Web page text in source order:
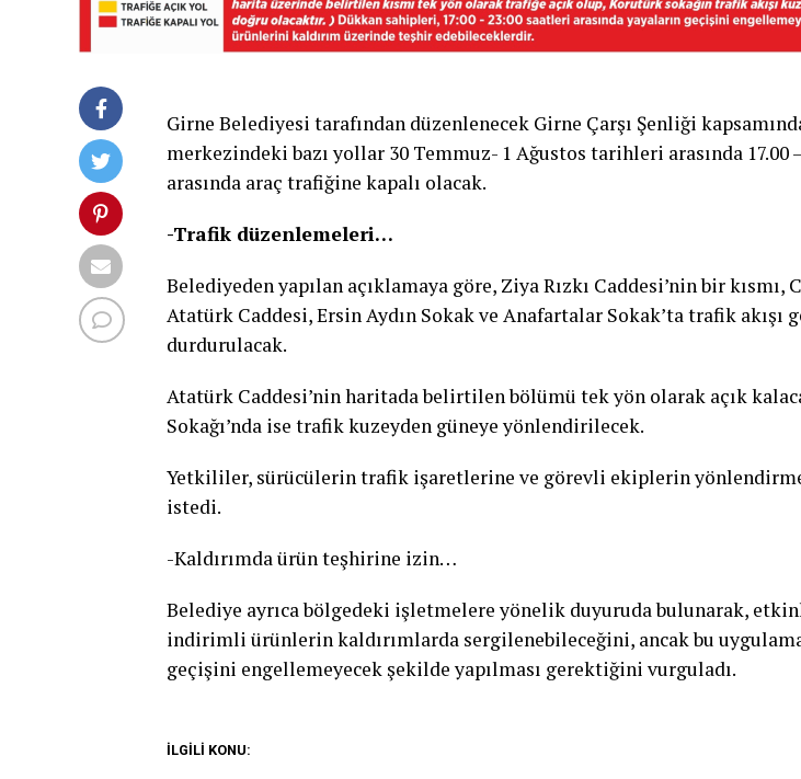
Girne Belediyesi tarafından düzenlenecek Girne Çarşı Şenliği
merkezindeki bazı yollar 30 Temmuz- 1 Ağustos tarihleri arasında 17.00
arasında araç trafiğine kapalı olacak.
-Trafik düzenlemeleri…
Belediyeden yapılan açıklamaya göre, Ziya Rızkı Caddesi’nin bir kısmı,
Atatürk Caddesi, Ersin Aydın Sokak ve Anafartalar Sokak’ta trafik akışı
durdurulacak.
Atatürk Caddesi’nin haritada belirtilen bölümü tek yön olarak açık
Sokağı’nda ise trafik kuzeyden güneye yönlendirilecek.
Yetkililer, sürücülerin trafik işaretlerine ve görevli ekiplerin
istedi.
-Kaldırımda ürün teşhirine izin…
Belediye ayrıca bölgedeki işletmelere yönelik duyuruda bulunarak,
indirimli ürünlerin kaldırımlarda sergilenebileceğini, ancak bu
geçişini engellemeyecek şekilde yapılması gerektiğini vurguladı.
İLGİLİ KONU: